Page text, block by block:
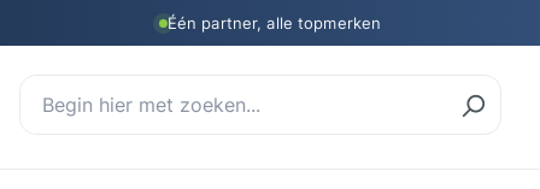
Één partner, alle topmerken